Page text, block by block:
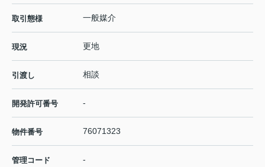
取引態様 一般媒介
現況 更地
引渡し 相談
開発許可番号 -
物件番号 76071323
管理コード -